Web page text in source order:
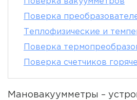
Поверка
Теплофизические и
Поверка
Поверка счетчиков
Мановакуумметры –